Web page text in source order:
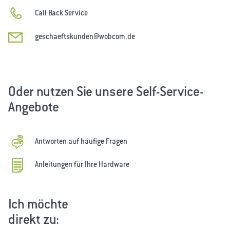
Call Back Service
geschaeftskunden@wobcom.de
Oder nutzen Sie unsere Self-Service-
Angebote
Antworten auf häufige Fragen
Anleitungen für Ihre Hardware
Ich möchte
direkt zu: